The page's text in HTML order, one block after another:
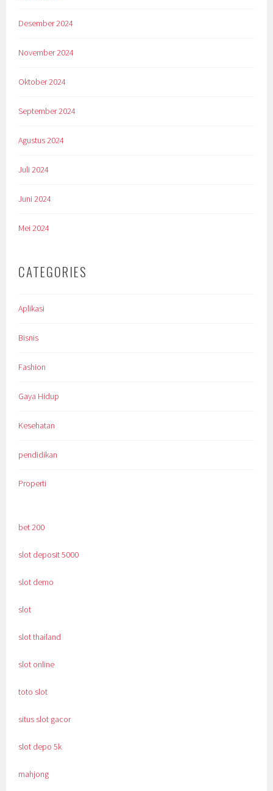
Desember 2024
November 2024
Oktober 2024
September 2024
Agustus 2024
Juli 2024
Juni 2024
Mei 2024
CATEGORIES
Aplikasi
Bisnis
Fashion
Gaya Hidup
Kesehatan
pendidikan
Properti
bet 200
slot deposit 5000
slot demo
slot
slot thailand
slot online
toto slot
situs slot gacor
slot depo 5k
mahjong